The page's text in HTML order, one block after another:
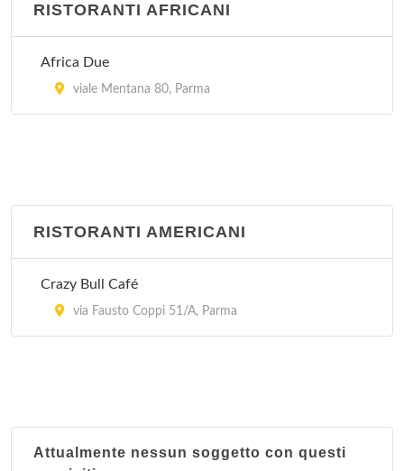
RISTORANTI AFRICANI
Africa Due
viale Mentana 80, Parma
RISTORANTI AMERICANI
Crazy Bull Café
via Fausto Coppi 51/A, Parma
Attualmente nessun soggetto con questi